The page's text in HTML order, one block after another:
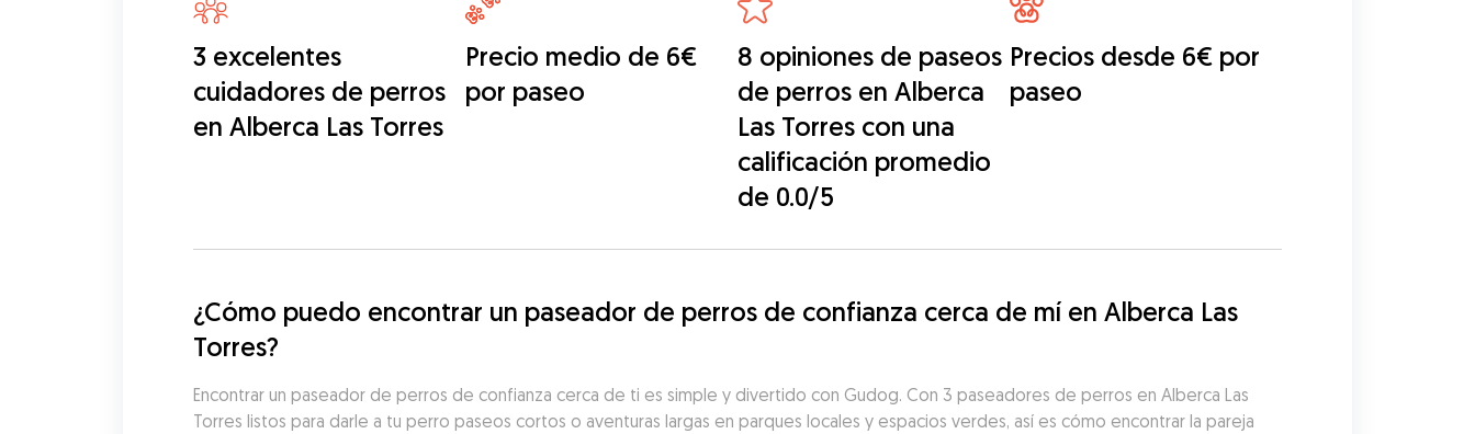
3 excelentes
cuidadores de perros
en Alberca Las Torres
Precio medio de 6€
por paseo
8 opiniones de paseos
de perros en Alberca
Las Torres con una
calificación promedio
de 0.0/5
Precios desde 6€ por
paseo
¿Cómo puedo encontrar un paseador de perros de confianza cerca de mí en Alberca Las
Torres?
Encontrar un paseador de perros de confianza cerca de ti es simple y divertido con Gudog. Con 3 paseadores de perros en Alberca Las
Torres listos para darle a tu perro paseos cortos o aventuras largas en parques locales y espacios verdes, así es cómo encontrar la pareja